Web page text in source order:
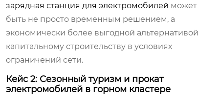
зарядная станция для электромобилей может
быть не просто временным решением, а
экономически более выгодной альтернативой
капитальному строительству в условиях
ограничений сети.
Кейс 2: Сезонный туризм и прокат
электромобилей в горном кластере